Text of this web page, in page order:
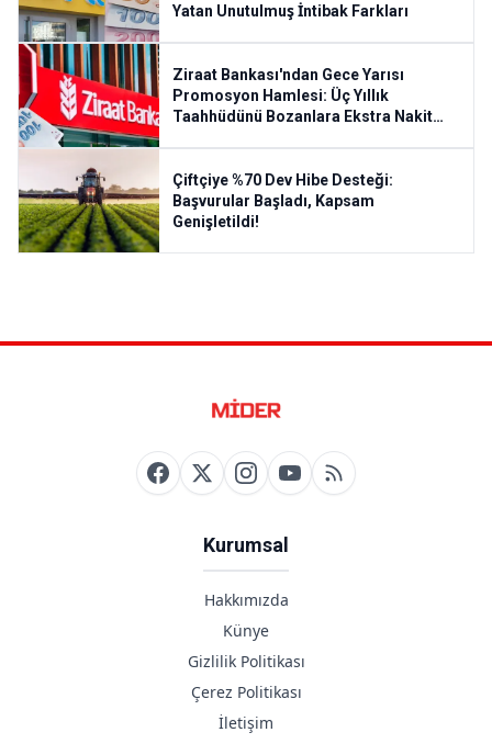
Yatan Unutulmuş İntibak Farkları
Ziraat Bankası'ndan Gece Yarısı
Promosyon Hamlesi: Üç Yıllık
Taahhüdünü Bozanlara Ekstra Nakit
Çiftçiye %70 Dev Hibe Desteği:
Başvurular Başladı, Kapsam
Genişletildi!
Kurumsal
Hakkımızda
Künye
Gizlilik Politikası
Çerez Politikası
İletişim